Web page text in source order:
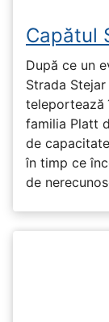
Capătul
După ce un
Strada
teleportează
familia Platt
de
în timp ce
de